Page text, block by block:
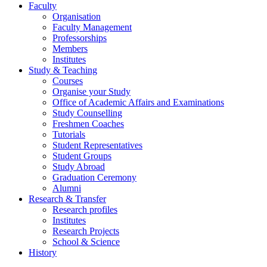
Faculty
Organisation
Faculty Management
Professorships
Members
Institutes
Study & Teaching
Courses
Organise your Study
Office of Academic Affairs and Examinations
Study Counselling
Freshmen Coaches
Tutorials
Student Representatives
Student Groups
Study Abroad
Graduation Ceremony
Alumni
Research & Transfer
Research profiles
Institutes
Research Projects
School & Science
History